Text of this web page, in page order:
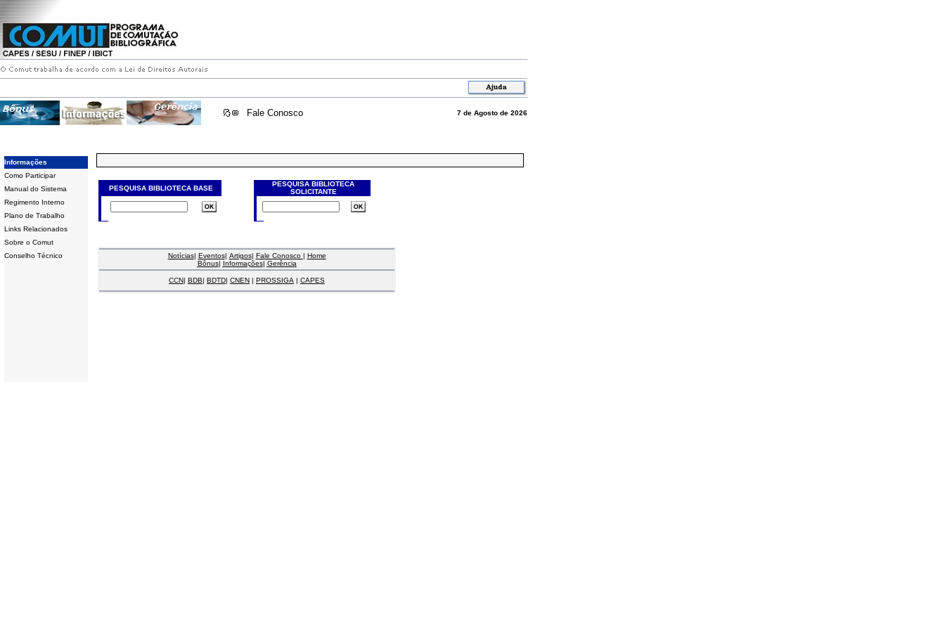
Fale Conosco 7 de Agosto de 2026
Informações
Como Participar
Manual do Sistema
Regimento Interno
Plano de Trabalho
Links Relacionados
Sobre o Comut
Conselho Técnico
PESQUISA BIBLIOTECA BASE
PESQUISA BIBLIOTECA
SOLICITANTE
Notícias| Eventos| Artigos| Fale Conosco | Home
Bônus| Informações| Gerência
CCN| BDB| BDTD| CNEN | PROSSIGA | CAPES